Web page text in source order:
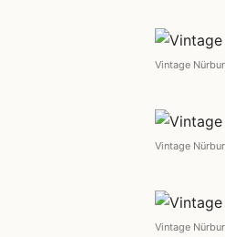
Vintage
Vintage
Vintage